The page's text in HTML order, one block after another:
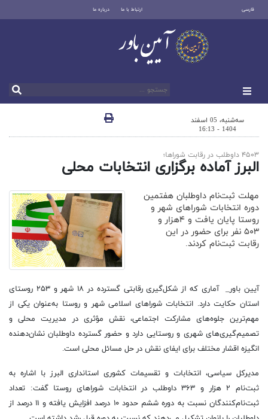
فارسی ارتباط با ما درباره ما
سه‌شنبه، 05 اسفند
1404 - 16:13
۴۵۰۳ داوطلب در رقابت شوراها؛
البرز آماده برگزاری انتخابات محلی
مهلت ثبت‌نام داوطلبان هفتمین
دوره انتخابات شوراهای شهر و
روستا پایان یافت و ۴هزار و
۵۰۳ نفر برای حضور در این
رقابت ثبت‌نام کردند.
آیین باور_ آماری که از شکل‌گیری رقابتی گسترده در ۱۸ شهر و ۲۵۳ روستای
استان حکایت دارد. انتخابات شوراهای اسلامی شهر و روستا به‌عنوان یکی از
مهم‌ترین جلوه‌های مشارکت اجتماعی، نقش مؤثری در مدیریت محلی و
تصمیم‌گیری‌های شهری و روستایی دارد و حضور گسترده داوطلبان نشان‌دهنده
انگیزه اقشار مختلف برای ایفای نقش در حل مسائل محلی است.
مدیرکل سیاسی، انتخابات و تقسیمات کشوری استانداری البرز با اشاره به
ثبت‌نام ۲ هزار و ۳۶۳ داوطلب در انتخابات شوراهای روستا گفت: تعداد
ثبت‌نام‌کنندگان نسبت به دوره ششم حدود ۱۰ درصد افزایش یافته و ۱۱ درصد از